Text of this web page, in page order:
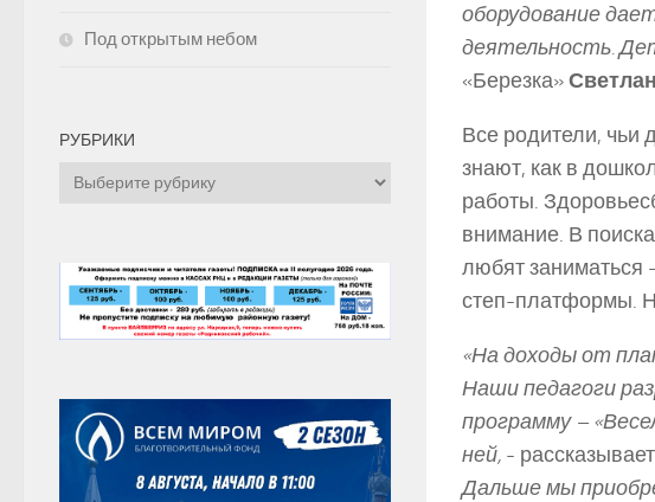
оборудование
деятельность.
«Березка»
Все родители, чьи
знают, как в
работы.
внимание. В
любят заниматься
степ-­платформы.
«На доходы от
Наши педагоги
программу –
ней, -­
Дальше мы
Под открытым небом
РУБРИКИ
Рубрики